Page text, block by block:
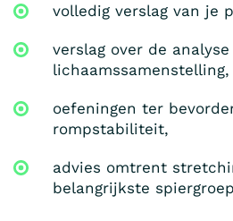
volledig verslag van je
verslag over de
lichaamssamenstelling,
oefeningen ter
rompstabiliteit,
advies omtrent
belangrijkste